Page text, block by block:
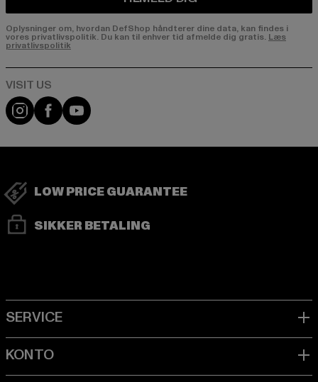
Oplysninger om, hvordan DefShop håndterer dine data, kan findes i
vores privatlivspolitik. Du kan til enhver tid afmelde dig gratis. Læs
privatlivspolitik
Visit our Instagram page:
Visit our Facebook page:
Visit our YouTube channel:
LOW PRICE GUARANTEE
SIKKER BETALING